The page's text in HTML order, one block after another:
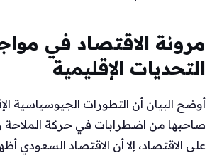
مرونة الاقتصاد في
التحديات الإقليمية
أوضح البيان أن التطورات الجيوسياسية
صاحبها من اضطرابات في حركة
على الاقتصاد، إلا أن الاقتصاد السعودي